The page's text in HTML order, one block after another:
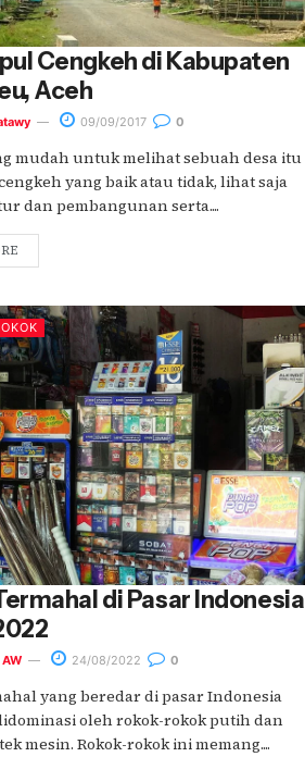
Cengkeh di Kabupaten
Aceh
09/09/2017 0
mudah untuk melihat sebuah desa itu
yang baik atau tidak, lihat saja
dan pembangunan serta....
di Pasar Indonesia
24/08/2022 0
yang beredar di pasar Indonesia
oleh rokok-rokok putih dan
mesin. Rokok-rokok ini memang....